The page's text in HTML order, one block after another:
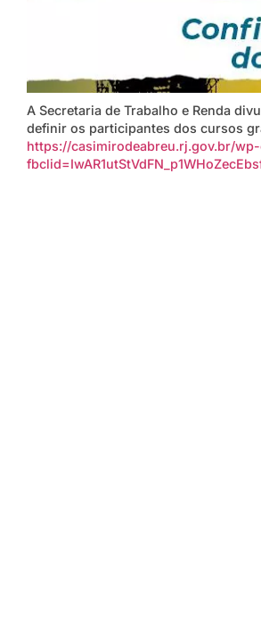
A Secretaria de Trabalho e Renda
definir os participantes dos cursos
https://casimirodeabreu.rj.gov.br/